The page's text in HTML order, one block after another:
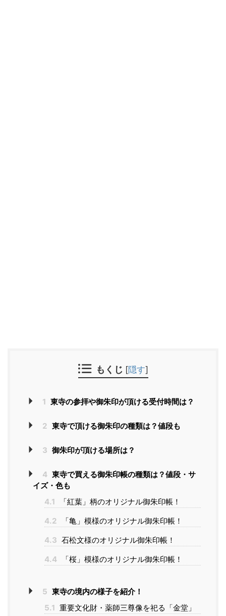
もくじ [隠す]
1 東寺の参拝や御朱印が頂ける受付時間は？
2 東寺で頂ける御朱印の種類は？値段も
3 御朱印が頂ける場所は？
4 東寺で買える御朱印帳の種類は？値段・サ
イズ・色も
4.1
「紅葉」柄のオリジナル御朱印帳！
4.2
「亀」模様のオリジナル御朱印帳！
4.3 石松文様のオリジナル御朱印帳！
4.4
「桜」模様のオリジナル御朱印帳！
5 東寺の境内の様子を紹介！
5.1 重要文化財・薬師三尊像を祀る「金堂」